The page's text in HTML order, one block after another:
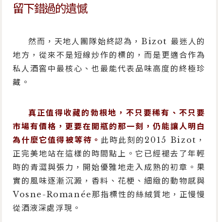
留下錯過的遺憾
然而，天地人團隊始終認為，Bizot 最迷人的
地方，從來不是短線炒作的標的，而是更適合作為
私人酒窖中最核心、也最能代表品味高度的終極珍
藏。
真正值得收藏的勃根地，不只要稀有、不只要
市場有價格，更要在開瓶的那一刻，仍能讓人明白
為什麼它值得被等待。 此時此刻的2015 Bizot，
正完美地站在這樣的時間點上。它已經褪去了年輕
時的青澀與張力，開始優雅地走入成熟的初章。果
實的風味逐漸沉澱，香料、花梗、細緻的動物感與
Vosne-Romanée那指標性的絲絨質地，正慢慢
從酒液深處浮現。